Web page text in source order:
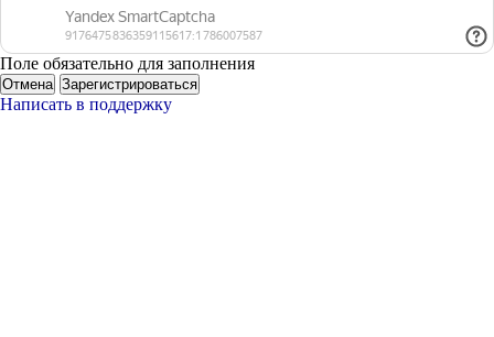
Поле обязательно для заполнения
Отмена Зарегистрироваться
Написать в поддержку